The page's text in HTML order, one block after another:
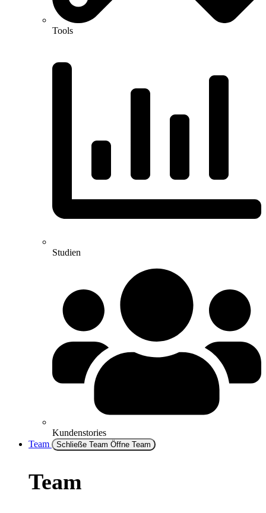
Tools
Studien
Kundenstories
Team
Schließe Team Öffne Team
Team